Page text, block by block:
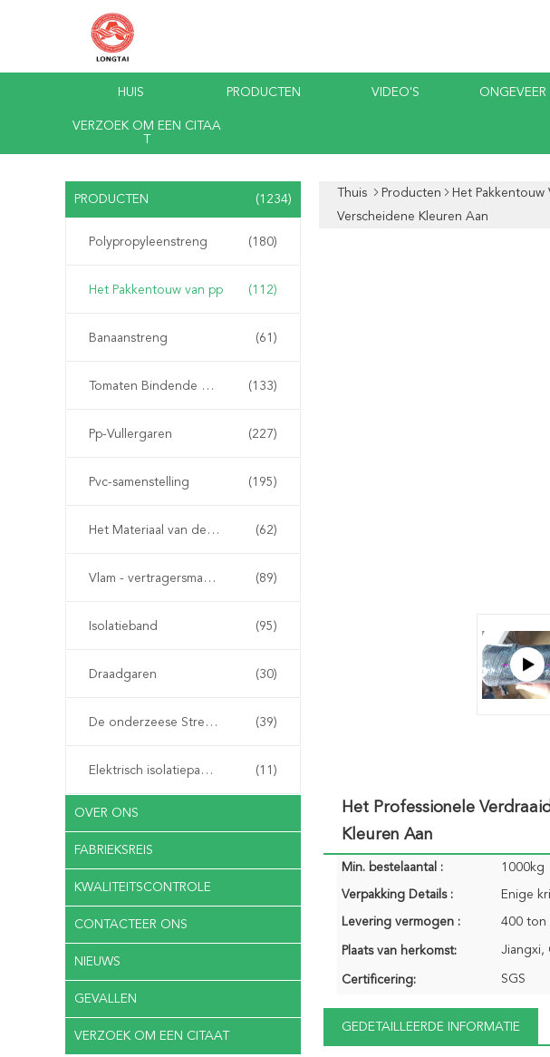
HUIS PRODUCTEN VIDEO'S ONGEVEER
VERZOEK OM EEN CITAA
PRODUCTEN (1234)
Polypropyleenstreng (180)
Het Pakkentouw van pp (112)
Banaanstreng (61)
Tomaten Bindende Streng (133)
Pp-Vullergaren (227)
Pvc-samenstelling (195)
Het Materiaal van de kabelvuller (62)
Vlam - vertragersmateriaal (89)
Isolatieband (95)
Draadgaren (30)
De onderzeese Streng van de Kabelpantsering (39)
Elektrisch isolatiepapier (11)
OVER ONS
FABRIEKSREIS
KWALITEITSCONTROLE
CONTACTEER ONS
NIEUWS
GEVALLEN
VERZOEK OM EEN CITAAT
Thuis Producten Het Pakkentouw
Verscheidene Kleuren Aan
Het Professionele
Kleuren Aan
Min. bestelaantal : 1000kg
Verpakking Details : Enige
Levering vermogen : 400 ton
Plaats van herkomst: Jiangxi,
Certificering: SGS
GEDETAILLEERDE INFORMATIE